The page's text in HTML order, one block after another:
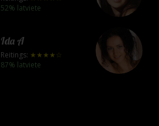
52% latviete
Ida A
Reitings: ★★★★☆
87% latviete